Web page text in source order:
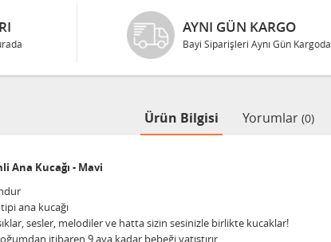
AYNI GÜN KARGO
Bayi Siparişleri Aynı Gün Kargoda
Ürün Bilgisi Yorumlar (0)
Ana Kucağı - Mavi
ana kucağı
sesler, melodiler ve hatta sizin sesinizle birlikte kucaklar!
itibaren 9 aya kadar bebeği yatıştırır